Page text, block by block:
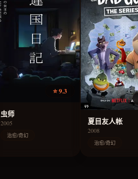
⭐ 9.3
虫师
2005
治愈/奇幻
夏目友人帐
2008
治愈/奇幻